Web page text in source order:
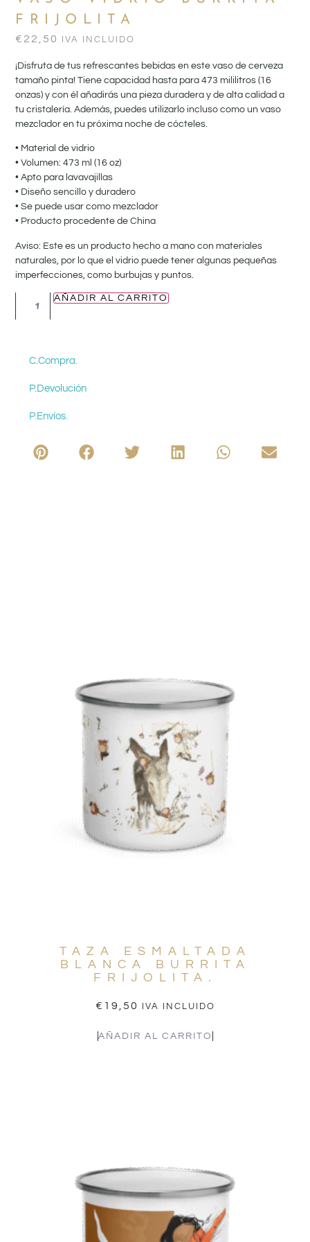
FRIJOLITA
€ 22,50 IVA INCLUIDO
¡Disfruta de tus refrescantes bebidas en este vaso de cerveza
tamaño pinta! Tiene capacidad hasta para 473 mililitros (16
onzas) y con él añadirás una pieza duradera y de alta calidad a
tu cristalería. Además, puedes utilizarlo incluso como un vaso
mezclador en tu próxima noche de cócteles.
• Material de vidrio
• Volumen: 473 ml (16 oz)
• Apto para lavavajillas
• Diseño sencillo y duradero
• Se puede usar como mezclador
• Producto procedente de China
Aviso: Este es un producto hecho a mano con materiales
naturales, por lo que el vidrio puede tener algunas pequeñas
imperfecciones, como burbujas y puntos.
AÑADIR AL CARRITO
C.Compra.
P.Devolución
P.Envíos.
TAZA ESMALTADA
BLANCA BURRITA
FRIJOLITA.
€ 19,50 IVA INCLUIDO
AÑADIR AL CARRITO